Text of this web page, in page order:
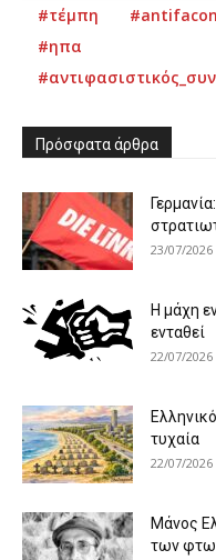
#τέμπη
#ηπα
Πρόσφατα άρθρα
23/07/2026
Η μάχη
ενταθεί
22/07/2026
τυχαία
22/07/2026
Μάνος
των